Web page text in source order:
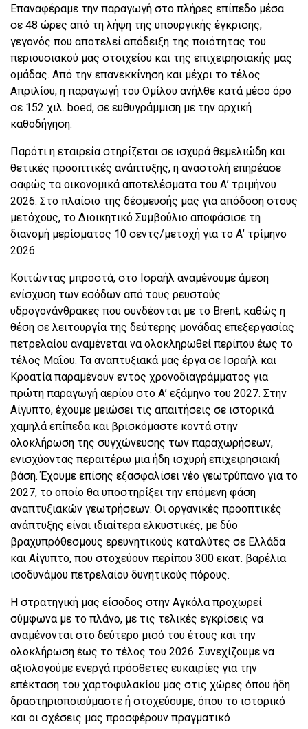
Επαναφέραμε την παραγωγή στο πλήρες επίπεδο μέσα
σε 48 ώρες από τη λήψη της υπουργικής έγκρισης,
γεγονός που αποτελεί απόδειξη της ποιότητας του
περιουσιακού μας στοιχείου και της επιχειρησιακής μας
ομάδας. Από την επανεκκίνηση και μέχρι το τέλος
Απριλίου, η παραγωγή του Ομίλου ανήλθε κατά μέσο όρο
σε 152 χιλ. boed, σε ευθυγράμμιση με την αρχική
καθοδήγηση.
Παρότι η εταιρεία στηρίζεται σε ισχυρά θεμελιώδη και
θετικές προοπτικές ανάπτυξης, η αναστολή επηρέασε
σαφώς τα οικονομικά αποτελέσματα του Α’ τριμήνου
2026. Στο πλαίσιο της δέσμευσής μας για απόδοση στους
μετόχους, το Διοικητικό Συμβούλιο αποφάσισε τη
διανομή μερίσματος 10 σεντς/μετοχή για το Α’ τρίμηνο
2026.
Κοιτώντας μπροστά, στο Ισραήλ αναμένουμε άμεση
ενίσχυση των εσόδων από τους ρευστούς
υδρογονάνθρακες που συνδέονται με το Brent, καθώς η
θέση σε λειτουργία της δεύτερης μονάδας επεξεργασίας
πετρελαίου αναμένεται να ολοκληρωθεί περίπου έως το
τέλος Μαΐου. Τα αναπτυξιακά μας έργα σε Ισραήλ και
Κροατία παραμένουν εντός χρονοδιαγράμματος για
πρώτη παραγωγή αερίου στο Α’ εξάμηνο του 2027. Στην
Αίγυπτο, έχουμε μειώσει τις απαιτήσεις σε ιστορικά
χαμηλά επίπεδα και βρισκόμαστε κοντά στην
ολοκλήρωση της συγχώνευσης των παραχωρήσεων,
ενισχύοντας περαιτέρω μια ήδη ισχυρή επιχειρησιακή
βάση. Έχουμε επίσης εξασφαλίσει νέο γεωτρύπανο για το
2027, το οποίο θα υποστηρίξει την επόμενη φάση
αναπτυξιακών γεωτρήσεων. Οι οργανικές προοπτικές
ανάπτυξης είναι ιδιαίτερα ελκυστικές, με δύο
βραχυπρόθεσμους ερευνητικούς καταλύτες σε Ελλάδα
και Αίγυπτο, που στοχεύουν περίπου 300 εκατ. βαρέλια
ισοδυνάμου πετρελαίου δυνητικούς πόρους.
Η στρατηγική μας είσοδος στην Αγκόλα προχωρεί
σύμφωνα με το πλάνο, με τις τελικές εγκρίσεις να
αναμένονται στο δεύτερο μισό του έτους και την
ολοκλήρωση έως το τέλος του 2026. Συνεχίζουμε να
αξιολογούμε ενεργά πρόσθετες ευκαιρίες για την
επέκταση του χαρτοφυλακίου μας στις χώρες όπου ήδη
δραστηριοποιούμαστε ή στοχεύουμε, όπου το ιστορικό
και οι σχέσεις μας προσφέρουν πραγματικό